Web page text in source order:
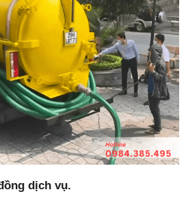
dịch vụ.